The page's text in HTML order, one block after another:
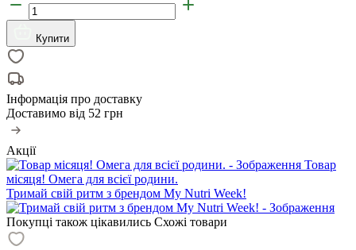
Купити
Інформація про доставку
Доставимо від 52 грн
Акції
Товар
місяця! Омега для всієї родини.
Тримай свій ритм з брендом My Nutri Week!
Покупці також цікавились Схожі товари